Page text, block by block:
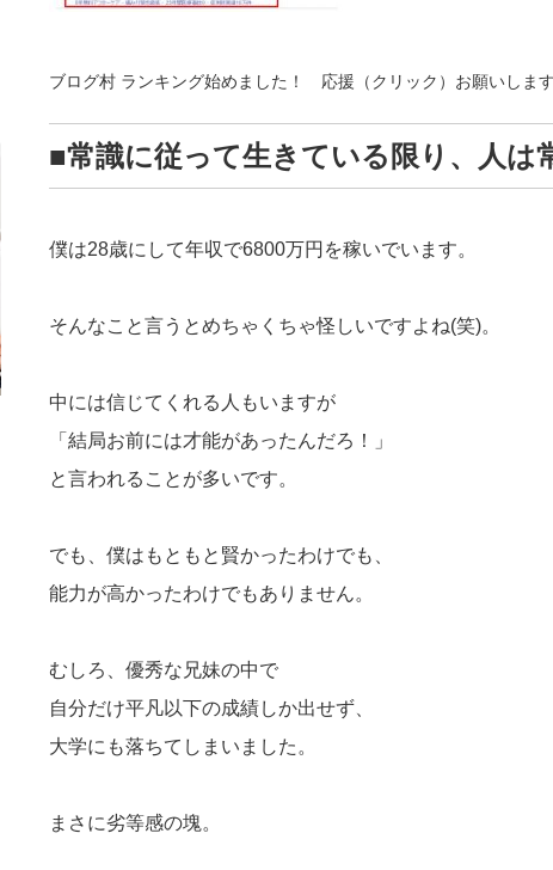
ブログ村 ランキング始めました！ 応援（クリック）お願いしま
■常識に従って生きている限り、人は
僕は28歳にして年収で6800万円を稼いでいます。
そんなこと言うとめちゃくちゃ怪しいですよね(笑)。
中には信じてくれる人もいますが
「結局お前には才能があったんだろ！」
と言われることが多いです。
でも、僕はもともと賢かったわけでも、
能力が高かったわけでもありません。
むしろ、優秀な兄妹の中で
自分だけ平凡以下の成績しか出せず、
大学にも落ちてしまいました。
まさに劣等感の塊。